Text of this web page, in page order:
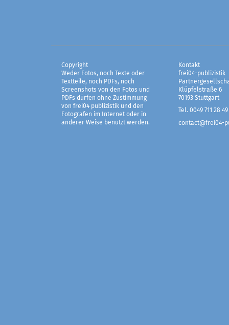
Copyright
Weder Fotos, noch Texte oder
Textteile, noch PDFs, noch
Screenshots von den Fotos und
PDFs dürfen ohne Zustimmung
von frei04 publizistik und den
Fotografen im Internet oder in
anderer Weise benutzt werden.
Kontakt
frei04-publizistik
Klüpfelstraße 6
70193 Stuttgart
Tel. 0049 711 28 49
contact@frei04-